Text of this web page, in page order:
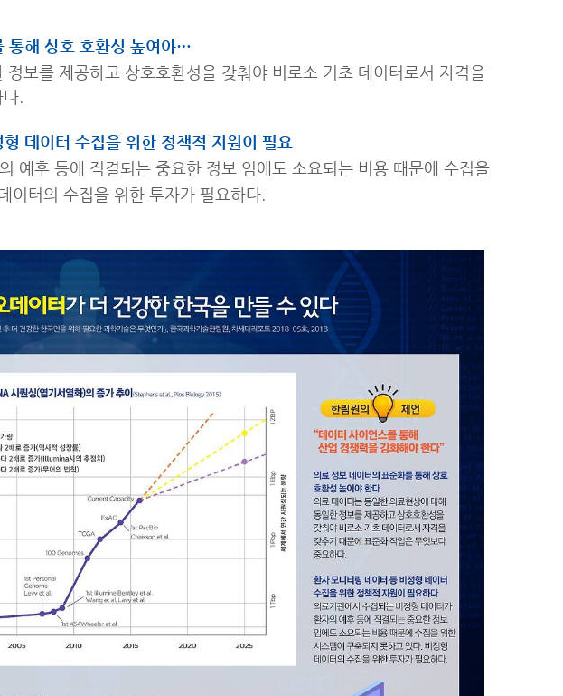
통해 상호 호환성 높여야…
보를 제공하고 상호호환성을 갖춰야 비로소 기초 데이터로서 자격을
.
데이터 수집을 위한 정책적 지원이 필요
예후 등에 직결되는 중요한 정보 임에도 소요되는 비용 때문에 수집을
이터의 수집을 위한 투자가 필요하다.